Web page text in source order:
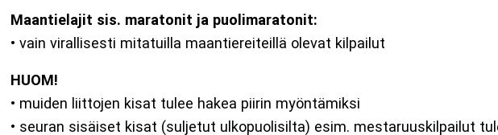
Maantielajit sis. maratonit ja puolimaratonit:
• vain virallisesti mitatuilla maantiereiteillä olevat kilpailut
HUOM!
• muiden liittojen kisat tulee hakea piirin myöntämiksi
• seuran sisäiset kisat (suljetut ulkopuolisilta) esim. mestaruuskilpailut